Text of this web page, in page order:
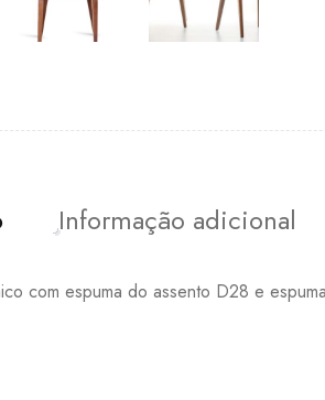
Informação adicional
com espuma do assento D28 e